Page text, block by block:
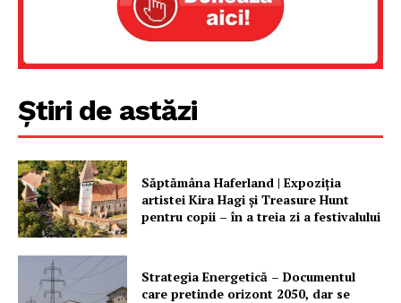
Știri de astăzi
Săptămâna Haferland | Expoziţia
artistei Kira Hagi şi Treasure Hunt
pentru copii – în a treia zi a festivalului
Strategia Energetică – Documentul
care pretinde orizont 2050, dar se